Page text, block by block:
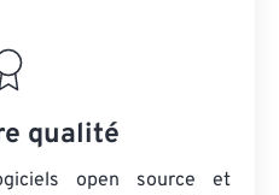
qualité
open source et